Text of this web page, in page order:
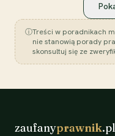
ⓘTreści w poradnikach
nie stanowią porady
skonsultuj się ze
zaufanyprawnik.pl